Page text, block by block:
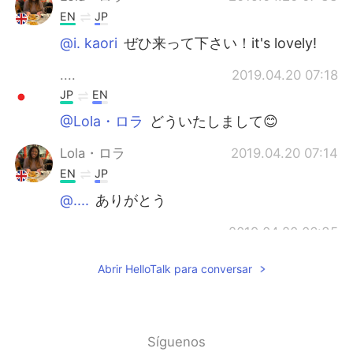
EN JP
@i. kaori ぜひ来って下さい！it's lovely!
.... 2019.04.20 07:18
JP EN
@Lola・ロラ どういたしまして😊
Lola・ロラ 2019.04.20 07:14
EN JP
@.... ありがとう
2019.04.20 06:35
彼女と遊ぶ びと時 とっても楽しかっ
Abrir HelloTalk para conversar
Síguenos